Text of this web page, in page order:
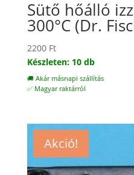
Sütő hőálló
300°C (Dr.
2200 Ft
Készleten: 10 db
🚚 Akár másnapi szállítás
✅ Magyar raktárról
Akció!